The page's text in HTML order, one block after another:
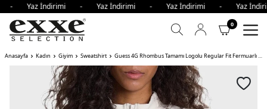
- Yaz İndirimi - Yaz İndirimi - Yaz İndirimi -
0
Anasayfa Kadın Giyim Sweatshirt Guess 4G Rhombus Tamamı Logolu Regular Fit Fermuarlı Bayan Sweat FNGY